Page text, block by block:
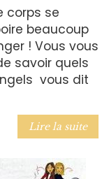
corps se
beaucoup
! Vous vous
savoir quels
vous dit
Lire la suite